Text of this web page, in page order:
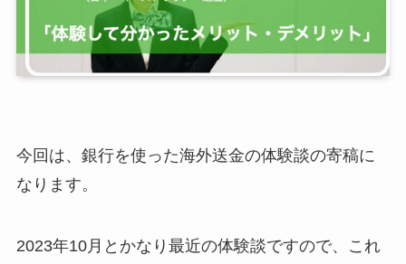
今回は、銀行を使った海外送金の体験談の寄稿に
なります。
2023年10月とかなり最近の体験談ですので、これ